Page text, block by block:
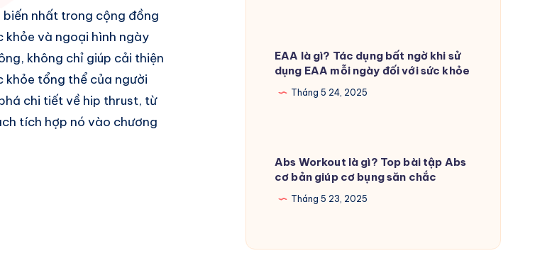
nhất trong cộng đồng
khỏe và ngoại hình ngày
không chỉ giúp cải thiện
khỏe tổng thể của người
chi tiết về hip thrust, từ
tích hợp nó vào chương
EAA là gì? Tác dụng bất ngờ khi sử
dụng EAA mỗi ngày đối với sức khỏe
Tháng 5 24, 2025
Abs Workout là gì? Top bài tập Abs
cơ bản giúp cơ bụng săn chắc
Tháng 5 23, 2025